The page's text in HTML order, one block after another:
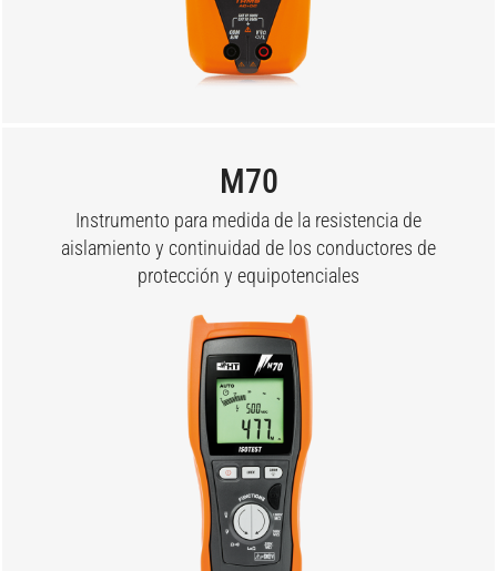
M70
Instrumento para medida de la resistencia de
aislamiento y continuidad de los conductores de
protección y equipotenciales